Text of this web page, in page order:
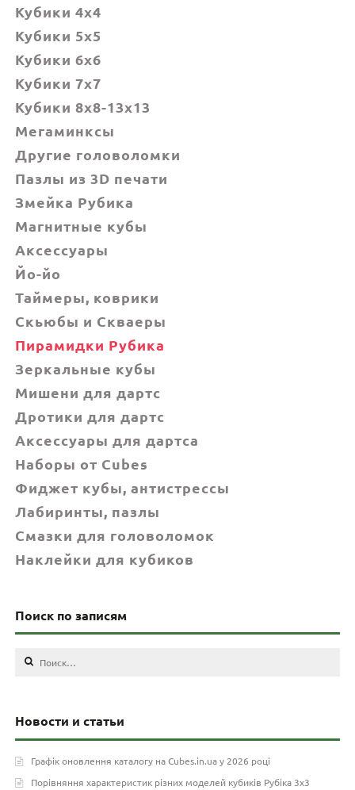
Кубики 4x4
Кубики 5x5
Кубики 6х6
Кубики 7х7
Кубики 8x8-13x13
Мегаминксы
Другие головоломки
Пазлы из 3D печати
Змейка Рубика
Магнитные кубы
Аксессуары
Йо-йо
Таймеры, коврики
Скьюбы и Скваеры
Пирамидки Рубика
Зеркальные кубы
Мишени для дартс
Дротики для дартс
Аксессуары для дартса
Наборы от Cubes
Фиджет кубы, антистрессы
Лабиринты, пазлы
Смазки для головоломок
Наклейки для кубиков
Поиск по записям
Найти:
Новости и статьи
Графік оновлення каталогу на Cubes.in.ua у 2026 році
Порівняння характеристик різних моделей кубиків Рубіка 3х3